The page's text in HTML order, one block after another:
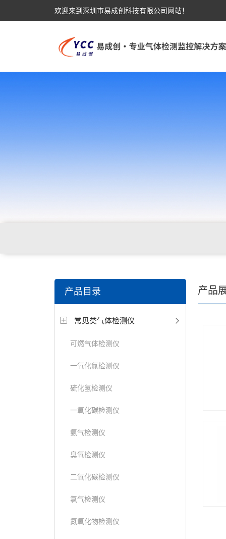
欢迎来到深圳市易成创科技有限公司网站！
产品目录
常见类气体检测仪
可燃气体检测仪
一氧化氮检测仪
硫化氢检测仪
一氧化碳检测仪
氨气检测仪
臭氧检测仪
二氧化碳检测仪
氯气检测仪
氮氧化物检测仪
产品